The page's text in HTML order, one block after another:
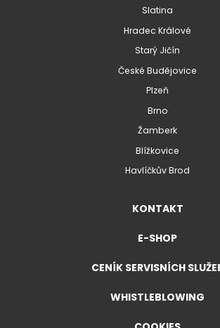
Slatina
Hradec Králové
Starý Jičín
České Budějovice
Plzeň
Brno
Žamberk
Blížkovice
Havlíčkův Brod
KONTAKT
E-SHOP
CENÍK SERVISNÍCH
WHISTLEBLOWING